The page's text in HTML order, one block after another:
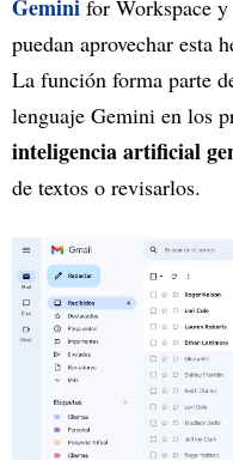
Gemini for Workspace y
puedan aprovechar esta
La función forma parte
lenguaje Gemini en los
inteligencia artificial
de textos o revisarlos.